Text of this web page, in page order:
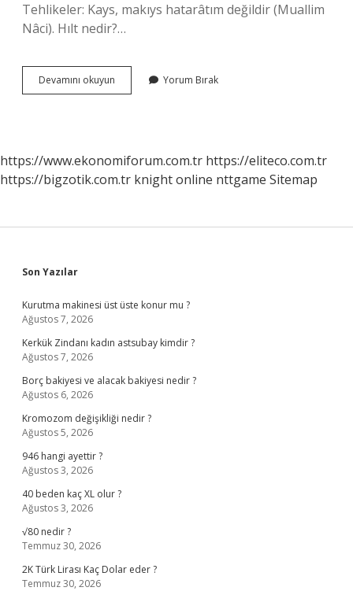
Tehlikeler: Kays, makıys hatarâtım değildir (Muallim
Nâci). Hılt nedir?…
Devamını okuyun
Ne
Yorum Bırak
https://www.ekonomiforum.com.tr https://eliteco.com.tr
https://bigzotik.com.tr knight online nttgame Sitemap
Sidebar
Son Yazılar
Kurutma makinesi üst üste konur mu ?
Ağustos 7, 2026
Kerkük Zindanı kadın astsubay kimdir ?
Ağustos 7, 2026
Borç bakiyesi ve alacak bakiyesi nedir ?
Ağustos 6, 2026
Kromozom değişikliği nedir ?
Ağustos 5, 2026
946 hangi ayettir ?
Ağustos 3, 2026
40 beden kaç XL olur ?
Ağustos 3, 2026
√80 nedir ?
Temmuz 30, 2026
2K Türk Lirası Kaç Dolar eder ?
Temmuz 30, 2026